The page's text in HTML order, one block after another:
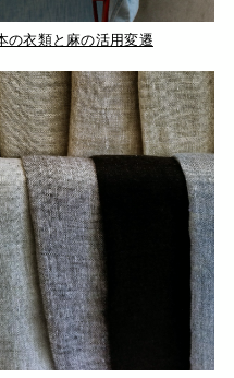
の衣類と麻の活用変遷